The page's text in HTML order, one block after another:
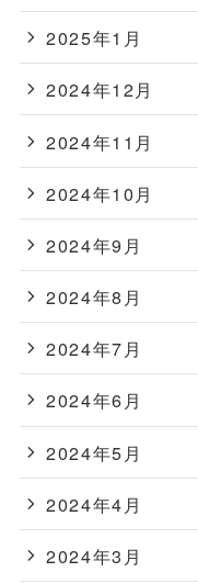
2025年1月
2024年12月
2024年11月
2024年10月
2024年9月
2024年8月
2024年7月
2024年6月
2024年5月
2024年4月
2024年3月